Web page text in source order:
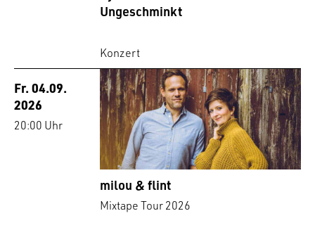
Ungeschminkt
Konzert
Fr. 04.09.
2026
20:00 Uhr
milou & flint
Mixtape Tour 2026